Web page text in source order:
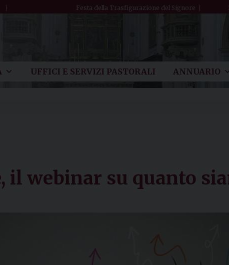
Festa della Trasfigurazione del Signore
UFFICI E SERVIZI PASTORALI ANNUARIO
il webinar su quanto